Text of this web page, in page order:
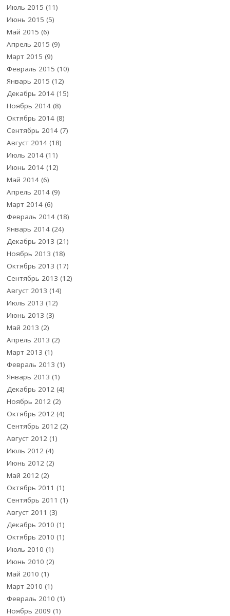
Июль 2015 (11)
Июнь 2015 (5)
Май 2015 (6)
Апрель 2015 (9)
Март 2015 (9)
Февраль 2015 (10)
Январь 2015 (12)
Декабрь 2014 (15)
Ноябрь 2014 (8)
Октябрь 2014 (8)
Сентябрь 2014 (7)
Август 2014 (18)
Июль 2014 (11)
Июнь 2014 (12)
Май 2014 (6)
Апрель 2014 (9)
Март 2014 (6)
Февраль 2014 (18)
Январь 2014 (24)
Декабрь 2013 (21)
Ноябрь 2013 (18)
Октябрь 2013 (17)
Сентябрь 2013 (12)
Август 2013 (14)
Июль 2013 (12)
Июнь 2013 (3)
Май 2013 (2)
Апрель 2013 (2)
Март 2013 (1)
Февраль 2013 (1)
Январь 2013 (1)
Декабрь 2012 (4)
Ноябрь 2012 (2)
Октябрь 2012 (4)
Сентябрь 2012 (2)
Август 2012 (1)
Июль 2012 (4)
Июнь 2012 (2)
Май 2012 (2)
Октябрь 2011 (1)
Сентябрь 2011 (1)
Август 2011 (3)
Декабрь 2010 (1)
Октябрь 2010 (1)
Июль 2010 (1)
Июнь 2010 (2)
Май 2010 (1)
Март 2010 (1)
Февраль 2010 (1)
Ноябрь 2009 (1)